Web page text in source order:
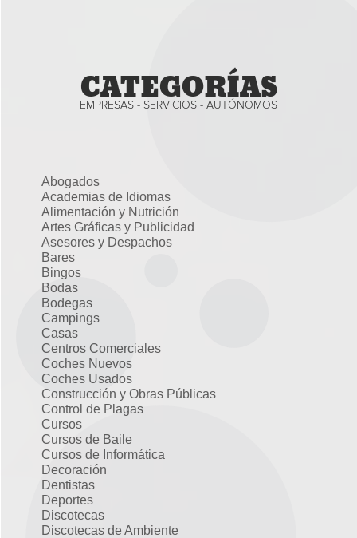
CATEGORÍAS
EMPRESAS - SERVICIOS - AUTÓNOMOS
Abogados
Academias de Idiomas
Alimentación y Nutrición
Artes Gráficas y Publicidad
Asesores y Despachos
Bares
Bingos
Bodas
Bodegas
Campings
Casas
Centros Comerciales
Coches Nuevos
Coches Usados
Construcción y Obras Públicas
Control de Plagas
Cursos
Cursos de Baile
Cursos de Informática
Decoración
Dentistas
Deportes
Discotecas
Discotecas de Ambiente